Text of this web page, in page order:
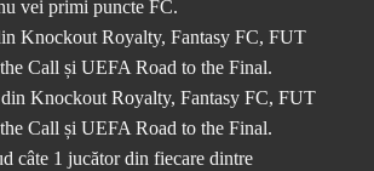
vei primi puncte FC.
Knockout Royalty, Fantasy FC, FUT
Call și UEFA Road to the Final.
Knockout Royalty, Fantasy FC, FUT
Call și UEFA Road to the Final.
câte 1 jucător din fiecare dintre